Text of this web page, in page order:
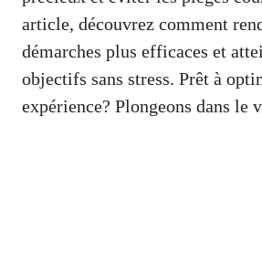
article, découvrez comment
démarches plus efficaces et
objectifs sans stress. Prêt à
expérience? Plongeons dans le